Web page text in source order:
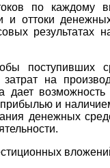
по каждому
и оттоки
результатах
поступивших
на
дает
и
денежных